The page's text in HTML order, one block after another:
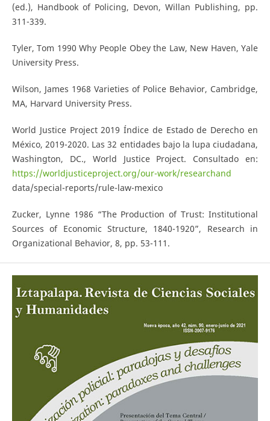
(ed.), Handbook of Policing, Devon, Willan Publishing, pp.
311-339.
Tyler, Tom 1990 Why People Obey the Law, New Haven, Yale
University Press.
Wilson, James 1968 Varieties of Police Behavior, Cambridge,
MA, Harvard University Press.
World Justice Project 2019 Índice de Estado de Derecho en
México, 2019-2020. Las 32 entidades bajo la lupa ciudadana,
Washington, DC., World Justice Project. Consultado en:
https://worldjusticeproject.org/our-work/researchand
data/special-reports/rule-law-mexico
Zucker, Lynne 1986 “The Production of Trust: Institutional
Sources of Economic Structure, 1840-1920”, Research in
Organizational Behavior, 8, pp. 53-111.